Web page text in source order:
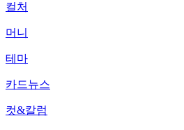
컬처
머니
테마
카드뉴스
컷&칼럼